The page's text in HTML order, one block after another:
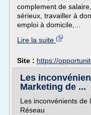
complement de
sérieux, travailler à
emploi à domicile,...
Lire la suite
Site : https://
Les
Marketing de ...
Les inconvénients de
Réseau